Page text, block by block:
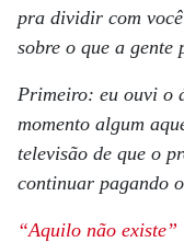
pra dividir com
sobre o que a gente
Primeiro: eu ouvi o
momento algum
televisão de que o
continuar pagando
“Aquilo não existe”